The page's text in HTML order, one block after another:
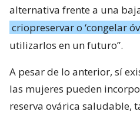
alternativa frente a una
criopreservar o ‘congelar
utilizarlos en un futuro”.
A pesar de lo anterior, sí
las mujeres pueden
reserva ovárica saludable,